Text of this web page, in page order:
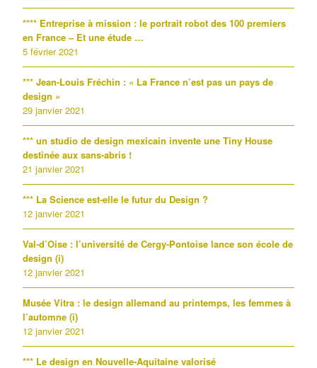
**** Entreprise à mission : le portrait robot des 100 premiers
en France – Et une étude …
5 février 2021
*** Jean-Louis Fréchin : « La France n’est pas un pays de
design »
29 janvier 2021
*** un studio de design mexicain invente une Tiny House
destinée aux sans-abris !
21 janvier 2021
*** La Science est-elle le futur du Design ?
12 janvier 2021
Val-d’Oise : l’université de Cergy-Pontoise lance son école de
design (i)
12 janvier 2021
Musée Vitra : le design allemand au printemps, les femmes à
l’automne (i)
12 janvier 2021
*** Le design en Nouvelle-Aquitaine valorisé